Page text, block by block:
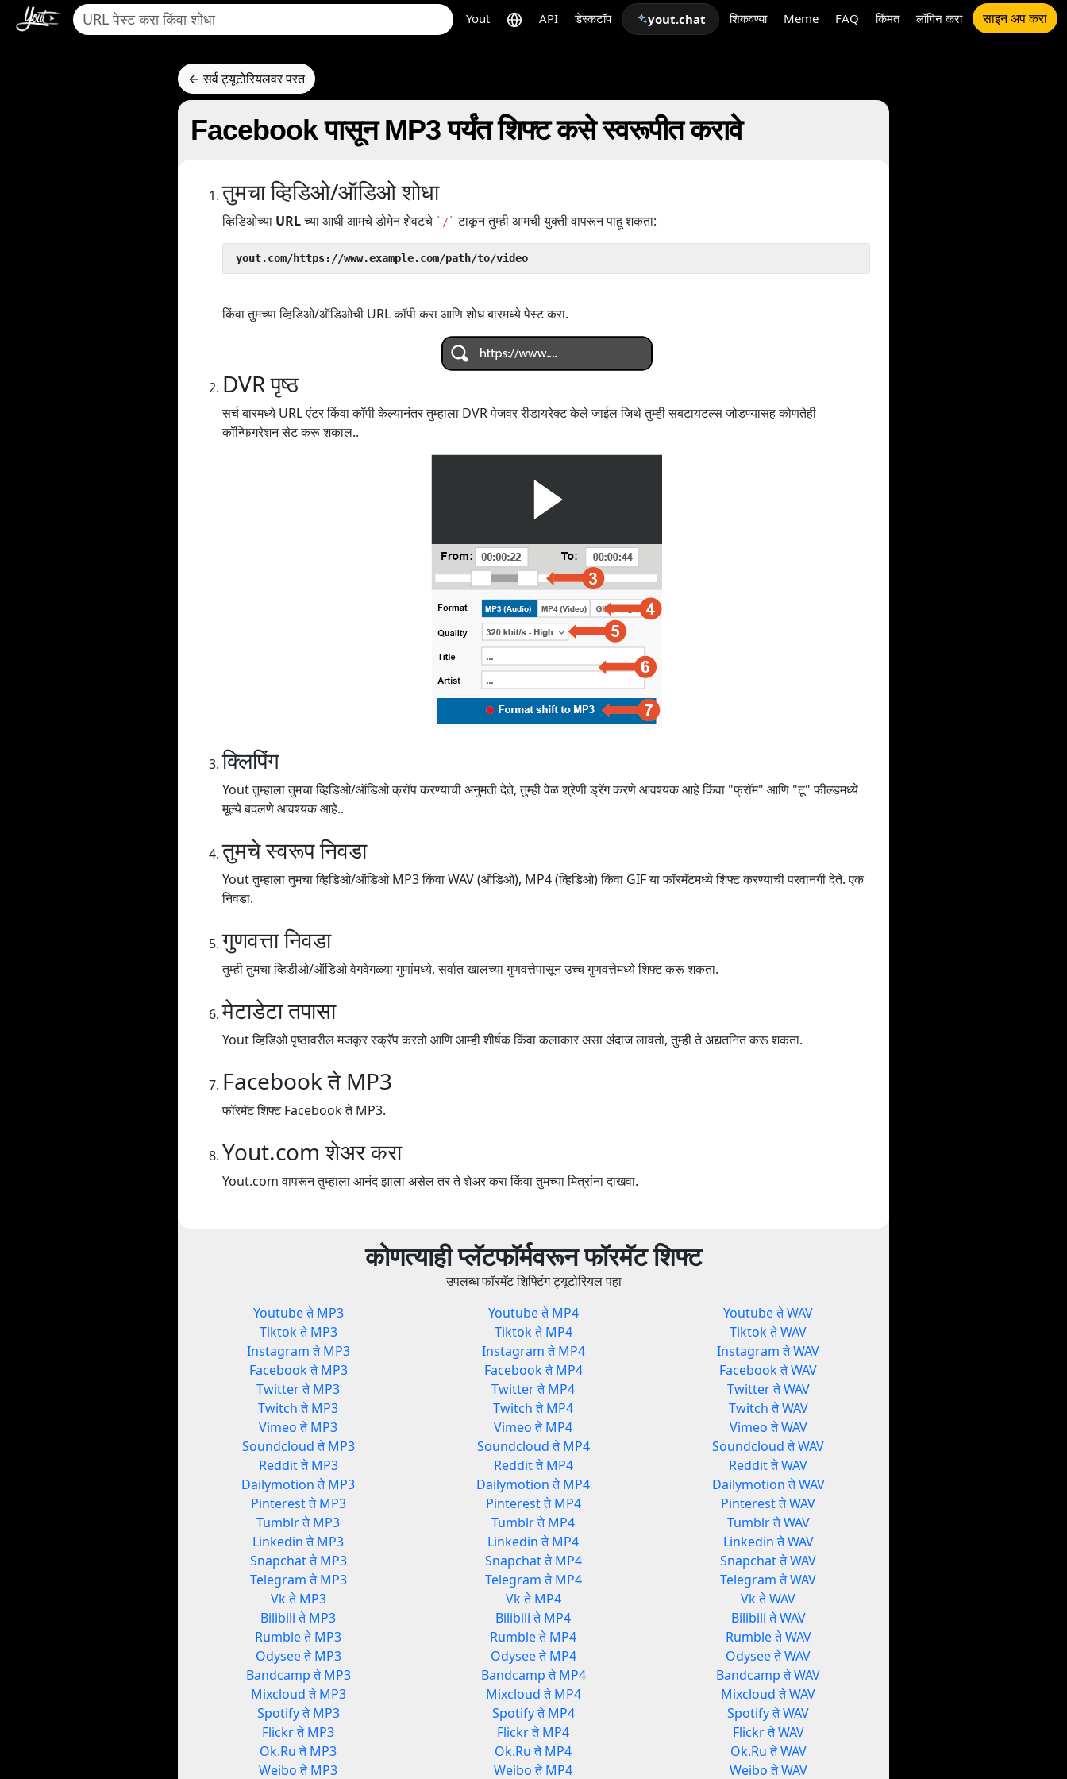
Yout API डेस्कटॉप yout.chat शिकवण्या Meme FAQ किंमत लॉगिन करा साइन अप करा
← सर्व ट्यूटोरियलवर परत
Facebook पासून MP3 पर्यंत शिफ्ट कसे स्वरूपीत करावे
तुमचा व्हिडिओ/ऑडिओ शोधा
व्हिडिओच्या URLच्या आधी आमचे डोमेन शेवटचे `/` टाकून तुम्ही आमची युक्ती वापरून पाहू शकता:
yout.com/https://www.example.com/path/to/video
किंवा तुमच्या व्हिडिओ/ऑडिओची URL कॉपी करा आणि शोध बारमध्ये पेस्ट करा.
DVR पृष्ठ
सर्च बारमध्ये URL एंटर किंवा कॉपी केल्यानंतर तुम्हाला DVR पेजवर रीडायरेक्ट केले जाईल जिथे तुम्ही सबटायटल्स जोडण्यासह कोणतेही
कॉन्फिगरेशन सेट करू शकाल..
क्लिपिंग
Yout तुम्हाला तुमचा व्हिडिओ/ऑडिओ क्रॉप करण्याची अनुमती देते, तुम्ही वेळ श्रेणी ड्रॅग करणे आवश्यक आहे किंवा "फ्रॉम" आणि "टू" फील्डमध्ये
मूल्ये बदलणे आवश्यक आहे..
तुमचे स्वरूप निवडा
Yout तुम्हाला तुमचा व्हिडिओ/ऑडिओ MP3 किंवा WAV (ऑडिओ), MP4 (व्हिडिओ) किंवा GIF या फॉरमॅटमध्ये शिफ्ट करण्याची परवानगी देते. एक
निवडा.
गुणवत्ता निवडा
तुम्ही तुमचा व्हिडीओ/ऑडिओ वेगवेगळ्या गुणांमध्ये, सर्वात खालच्या गुणवत्तेपासून उच्च गुणवत्तेमध्ये शिफ्ट करू शकता.
मेटाडेटा तपासा
Yout व्हिडिओ पृष्ठावरील मजकूर स्क्रॅप करतो आणि आम्ही शीर्षक किंवा कलाकार असा अंदाज लावतो, तुम्ही ते अद्यतनित करू शकता.
Facebook ते MP3
फॉरमॅट शिफ्ट Facebook ते MP3.
Yout.com शेअर करा
Yout.com वापरून तुम्हाला आनंद झाला असेल तर ते शेअर करा किंवा तुमच्या मित्रांना दाखवा.
कोणत्याही प्लॅटफॉर्मवरून फॉरमॅट शिफ्ट
उपलब्ध फॉरमॅट शिफ्टिंग ट्यूटोरियल पहा
Youtube ते MP3
Tiktok ते MP3
Instagram ते MP3
Facebook ते MP3
Twitter ते MP3
Twitch ते MP3
Vimeo ते MP3
Soundcloud ते MP3
Reddit ते MP3
Dailymotion ते MP3
Pinterest ते MP3
Tumblr ते MP3
Linkedin ते MP3
Snapchat ते MP3
Telegram ते MP3
Vk ते MP3
Bilibili ते MP3
Rumble ते MP3
Odysee ते MP3
Bandcamp ते MP3
Mixcloud ते MP3
Spotify ते MP3
Flickr ते MP3
Ok.Ru ते MP3
Weibo ते MP3
Youtube ते MP4
Tiktok ते MP4
Instagram ते MP4
Facebook ते MP4
Twitter ते MP4
Twitch ते MP4
Vimeo ते MP4
Soundcloud ते MP4
Reddit ते MP4
Dailymotion ते MP4
Pinterest ते MP4
Tumblr ते MP4
Linkedin ते MP4
Snapchat ते MP4
Telegram ते MP4
Vk ते MP4
Bilibili ते MP4
Rumble ते MP4
Odysee ते MP4
Bandcamp ते MP4
Mixcloud ते MP4
Spotify ते MP4
Flickr ते MP4
Ok.Ru ते MP4
Weibo ते MP4
Youtube ते WAV
Tiktok ते WAV
Instagram ते WAV
Facebook ते WAV
Twitter ते WAV
Twitch ते WAV
Vimeo ते WAV
Soundcloud ते WAV
Reddit ते WAV
Dailymotion ते WAV
Pinterest ते WAV
Tumblr ते WAV
Linkedin ते WAV
Snapchat ते WAV
Telegram ते WAV
Vk ते WAV
Bilibili ते WAV
Rumble ते WAV
Odysee ते WAV
Bandcamp ते WAV
Mixcloud ते WAV
Spotify ते WAV
Flickr ते WAV
Ok.Ru ते WAV
Weibo ते WAV